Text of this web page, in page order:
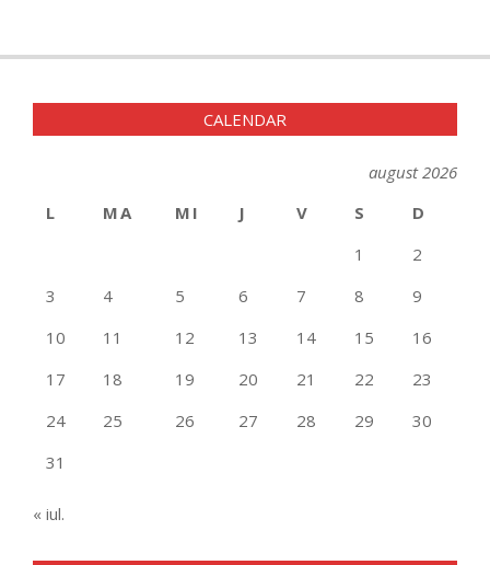
CALENDAR
august 2026
L
MA MI J V S
D
1
2
3
4 5 6 7 8
9
10
11 12 13 14 15
16
17
18 19 20 21 22
23
24
25 26 27 28 29
30
31
« iul.